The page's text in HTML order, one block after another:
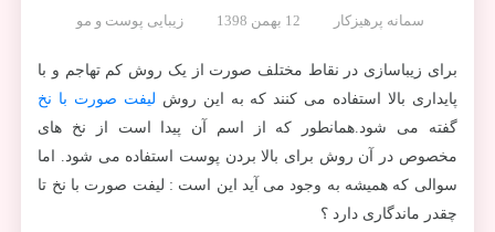
سمانه پرهیزکار 12 بهمن 1398 زیبایی پوست و مو
برای زیباسازی در نقاط مختلف صورت از یک روش کم تهاجم و با
پایداری بالا استفاده می کنند که به این روش لیفت صورت با نخ
گفته می شود.همانطور که از اسم آن پیدا است از نخ های
مخصوص در آن روش برای بالا بردن پوست استفاده می شود. اما
سوالی که همیشه به وجود می آید این است : لیفت صورت با نخ تا
چقدر ماندگاری دارد ؟